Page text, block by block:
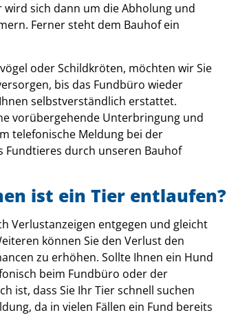
sich dann um die Abholung und
Ferner steht dem Bauhof ein
oder Schildkröten, möchten wir Sie
bis das Fundbüro wieder
selbstverständlich erstattet.
vorübergehende Unterbringung und
telefonische Meldung bei der
Fundtieres durch unseren Bauhof
ist ein Tier entlaufen?
Verlustanzeigen entgegen und gleicht
können Sie den Verlust den
zu erhöhen. Sollte Ihnen ein Hund
beim Fundbüro oder der
ist, dass Sie Ihr Tier schnell suchen
da in vielen Fällen ein Fund bereits